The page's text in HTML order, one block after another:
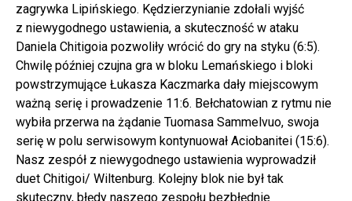
zagrywka Lipińskiego. Kędzierzynianie zdołali wyjść
z niewygodnego ustawienia, a skuteczność w ataku
Daniela Chitigoia pozwoliły wrócić do gry na styku (6:5).
Chwilę później czujna gra w bloku Lemańskiego i bloki
powstrzymujące Łukasza Kaczmarka dały miejscowym
ważną serię i prowadzenie 11:6. Bełchatowian z rytmu nie
wybiła przerwa na żądanie Tuomasa Sammelvuo, swoja
serię w polu serwisowym kontynuował Aciobanitei (15:6).
Nasz zespół z niewygodnego ustawienia wyprowadził
duet Chitigoi/ Wiltenburg. Kolejny blok nie był tak
skuteczny, błędy naszego zespołu bezbłędnie